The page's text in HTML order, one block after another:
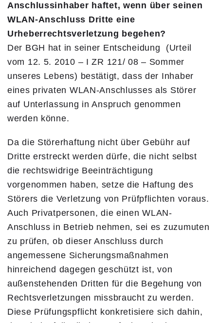
Anschlussinhaber haftet, wenn über seinen
WLAN-Anschluss Dritte eine
Urheberrechtsverletzung begehen?
Der BGH hat in seiner Entscheidung (Urteil
vom 12. 5. 2010 – I ZR 121/ 08 – Sommer
unseres Lebens) bestätigt, dass der Inhaber
eines privaten WLAN-Anschlusses als Störer
auf Unterlassung in Anspruch genommen
werden könne.
Da die Störerhaftung nicht über Gebühr auf
Dritte erstreckt werden dürfe, die nicht selbst
die rechtswidrige Beeinträchtigung
vorgenommen haben, setze die Haftung des
Störers die Verletzung von Prüfpflichten voraus.
Auch Privatpersonen, die einen WLAN-
Anschluss in Betrieb nehmen, sei es zuzumuten
zu prüfen, ob dieser Anschluss durch
angemessene Sicherungsmaßnahmen
hinreichend dagegen geschützt ist, von
außenstehenden Dritten für die Begehung von
Rechtsverletzungen missbraucht zu werden.
Diese Prüfungspflicht konkretisiere sich dahin,